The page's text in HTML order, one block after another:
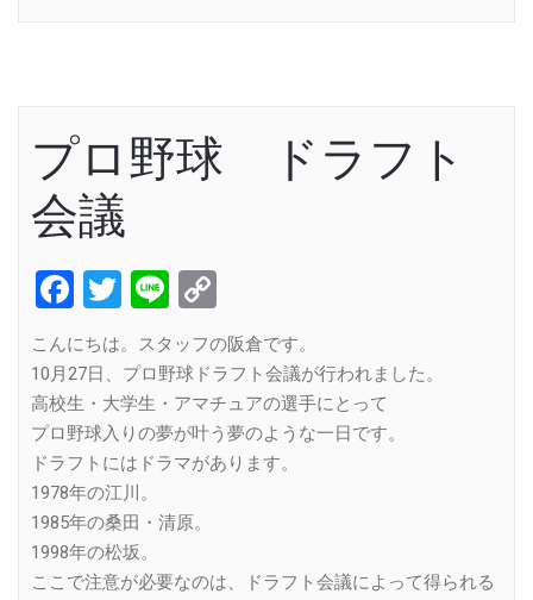
プロ野球 ドラフト
会議
Facebook
Twitter
Line
Link
こんにちは。スタッフの阪倉です。
10月27日、プロ野球ドラフト会議が行われました。
高校生・大学生・アマチュアの選手にとって
プロ野球入りの夢が叶う夢のような一日です。
ドラフトにはドラマがあります。
1978年の江川。
1985年の桑田・清原。
1998年の松坂。
ここで注意が必要なのは、ドラフト会議によって得られる